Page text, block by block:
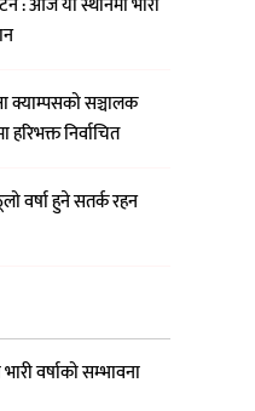
क्याम्पसको सञ्चालक
हरिभक्त निर्वाचित
वर्षा हुने सतर्क रहन
वर्षाको सम्भावना